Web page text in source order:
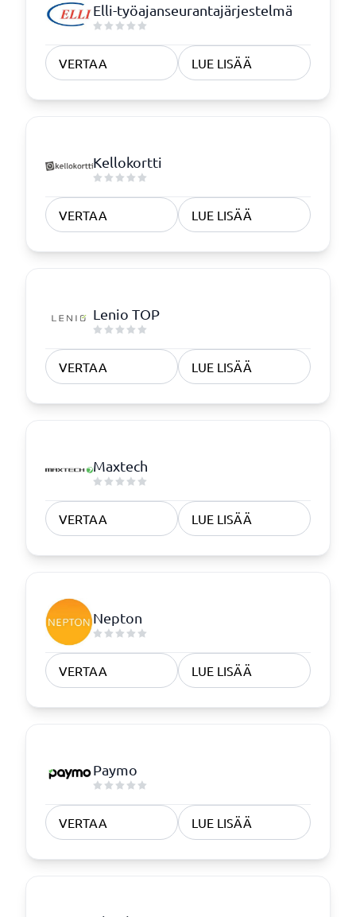
Elli-työajanseurantajärjestelmä
VERTAA LUE LISÄÄ
Kellokortti
VERTAA LUE LISÄÄ
Lenio TOP
VERTAA LUE LISÄÄ
Maxtech
VERTAA LUE LISÄÄ
Nepton
VERTAA LUE LISÄÄ
Paymo
VERTAA LUE LISÄÄ